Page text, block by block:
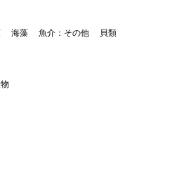
海藻 魚介：その他 貝類